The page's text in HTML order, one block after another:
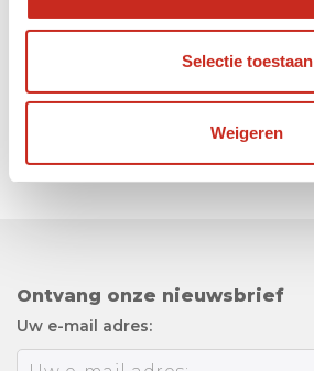
Selectie toestaan
Weigeren
Ontvang onze nieuwsbrief
Uw e-mail adres: